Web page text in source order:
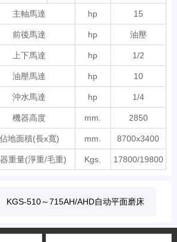
主軸馬達 hp 15
前後馬達 hp 油壓
上下馬達 hp 1/2
油壓馬達 hp 10
沖水馬達 hp 1/4
機器高度 mm. 2850
佔地面積(長x寬) mm. 8700x3400
重量(淨重/毛重) Kgs. 17800/19800
KGS-510～715AH/AHD自动平面磨床